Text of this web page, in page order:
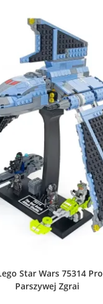
Star Wars 75314
Parszywej Zgrai